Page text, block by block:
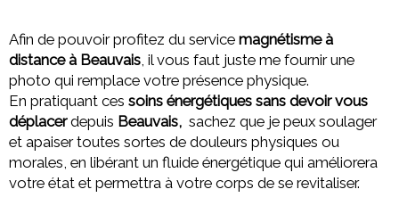
Afin de pouvoir profitez du service magnétisme à
distance à Beauvais, il vous faut juste me fournir une
photo qui remplace votre présence physique.
En pratiquant ces soins énergétiques sans devoir vous
déplacerdepuis Beauvais, sachez que je peux soulager
et apaiser toutes sortes de douleurs physiques ou
morales, en libérant un fluide énergétique qui améliorera
votre état et permettra à votre corps de se revitaliser.